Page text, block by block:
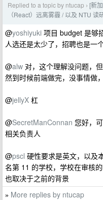
Replied to a topic by ntucap › [新
（React）远离雾霾 / 以及 NTU 读
@yoshiyuki 项目 budget 是够
人选还是太少了，招聘也是一
@alw 对，这个理解没问题，
然到时候前端做完，没事情做
@jellyX 杠
@SecretManConnan 您好，
相关负责人
@pscl 硬性要求是英文，以及
名第 11 的学校，学校在审核
也取决于之前的背景
» More replies by ntucap